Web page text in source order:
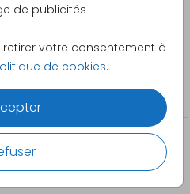
de publicités
votre consentement à
de cookies.